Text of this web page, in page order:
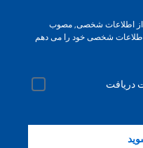
از اطلاعات شخصی, مصوب
دریافت